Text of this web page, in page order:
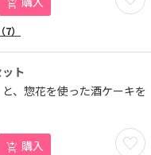
（7）
ト
、惣花を使った酒ケーキを
お気
購入